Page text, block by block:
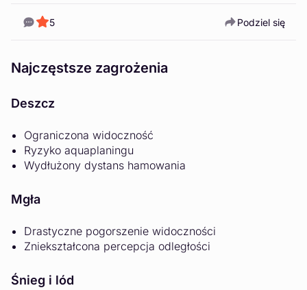
5 Podziel się
Najczęstsze zagrożenia
Deszcz
Ograniczona widoczność
Ryzyko aquaplaningu
Wydłużony dystans hamowania
Mgła
Drastyczne pogorszenie widoczności
Zniekształcona percepcja odległości
Śnieg i lód